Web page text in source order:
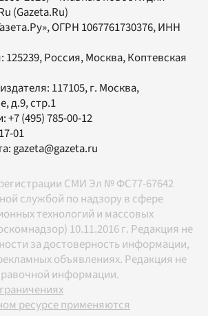
(Gazeta.Ru)
, ОГРН 1067761730376, ИНН
125239, Россия, Москва, Коптевская
117105, г. Москва,
д.9, стр.1
+7 (495) 785-00-12
01
gazeta@gazeta.ru
СМИ Эл № ФС77-67642
службой по надзору в сфере
технологий и массовых
10.11.2016 г. Редакция не
за достоверность информации,
объявлениях. Редакция не
информации.
ресурсе применяются